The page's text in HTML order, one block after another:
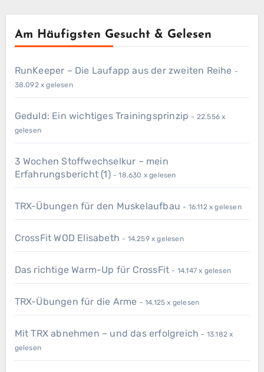
Am Häufigsten Gesucht & Gelesen
RunKeeper – Die Laufapp aus der zweiten Reihe -
38.092 x gelesen
Geduld: Ein wichtiges Trainingsprinzip - 22.556 x
gelesen
3 Wochen Stoffwechselkur – mein
Erfahrungsbericht (1) - 18.630 x gelesen
TRX-Übungen für den Muskelaufbau - 16.112 x gelesen
CrossFit WOD Elisabeth - 14.259 x gelesen
Das richtige Warm-Up für CrossFit - 14.147 x gelesen
TRX-Übungen für die Arme - 14.125 x gelesen
Mit TRX abnehmen – und das erfolgreich - 13.182 x
gelesen